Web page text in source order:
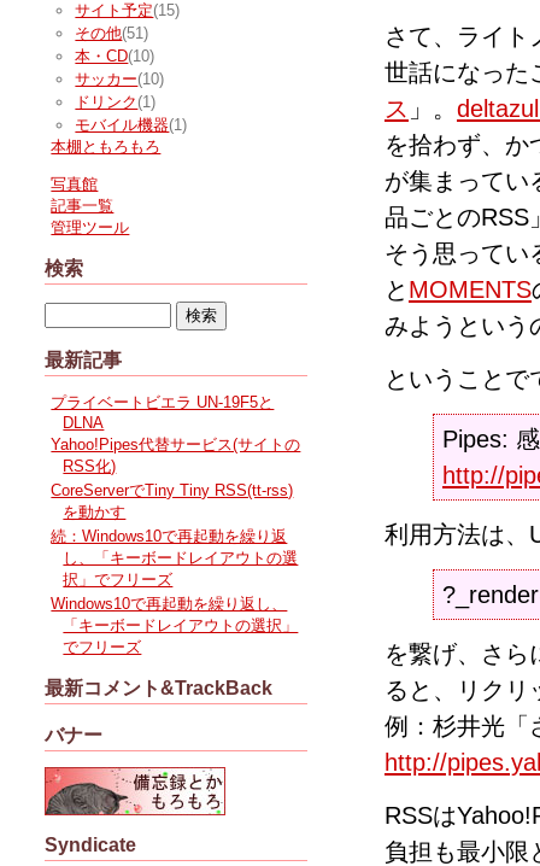
さて、ライト
世話になった
ス 」。
を拾わず、か
が集まってい
品ごとのRSS
そう思ってい
と MOMENTS
みようという
ということで
Pipes:
http://
利用方法は、
を繋げ、さら
ると、リクリ
例：杉井光「
http://
RSSは
負担も最小限
サイト予定(15)
その他(51)
本・CD(10)
サッカー(10)
ドリンク (1)
モバイル機器(1)
本棚ともろもろ
写真館
記事一覧
管理ツール
検索
最新記事
プライベートビエラ UN-19F5と
DLNA
Yahoo!Pipes代替サービス(サイトの
RSS化)
CoreServerでTiny Tiny RSS(tt-rss)
を動かす
続：Windows10で再起動を繰り返
し、「キーボードレイアウトの選
択」でフリーズ
Windows10で再起動を繰り返し、
「キーボードレイアウトの選択」
でフリーズ
最新コメント&TrackBack
バナー
Syndicate